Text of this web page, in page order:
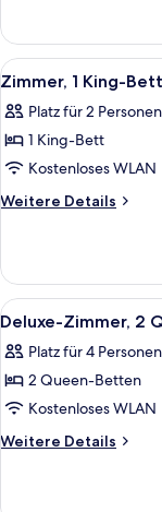
Schlafsofa
anzeigen
Suite,
1 King-
Bett
Schlafsofa
Alle
Fotos
für
Zimmer,
1 King-
Bett,
6
Zimmer, 1 King-
Platz für 2 Personen
1 King-Bett
Kostenloses WLAN
Weitere Details
Weitere
1 King-
Bett,
Nichtraucher
Alle
Fotos
für
Deluxe-
Zimmer,
2 Queen-
8
Deluxe-Zimmer, 2
Platz für 4 Personen
2 Queen-Betten
Kostenloses WLAN
Weitere Details
Weitere